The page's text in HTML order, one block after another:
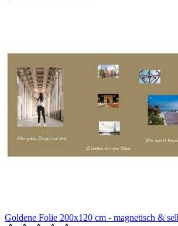
Goldene Folie 200x120 cm - magnetisch &